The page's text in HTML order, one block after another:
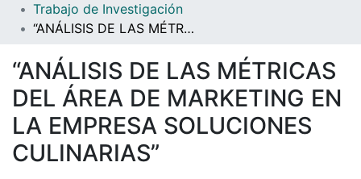
All of DSpace
Statistics
Trabajo de Investigación
“ANÁLISIS DE LAS MÉTRICAS DEL ÁREA DE MARKETING EN LA EMPRESA SOLUCIONES CULINARIAS”
“ANÁLISIS DE LAS MÉTRICAS
DEL ÁREA DE MARKETING EN
LA EMPRESA SOLUCIONES
CULINARIAS”